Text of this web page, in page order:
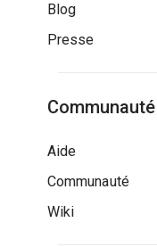
Blog
Presse
Communauté
Aide
Communauté
Wiki